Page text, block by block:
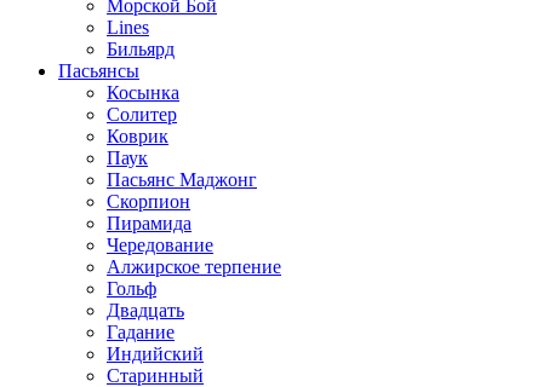
Морской Бой
Lines
Бильярд
Пасьянсы
Косынка
Солитер
Коврик
Паук
Пасьянс Маджонг
Скорпион
Пирамида
Чередование
Алжирское терпение
Гольф
Двадцать
Гадание
Индийский
Старинный